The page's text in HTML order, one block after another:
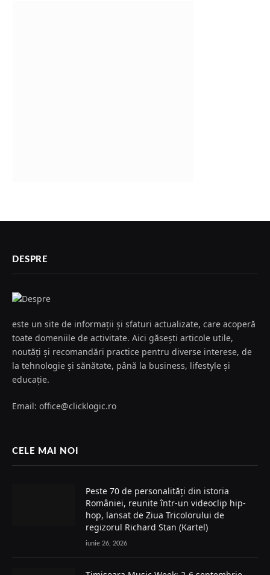
DESPRE
este un site de informații și sfaturi actualizate, care acoperă
toate domeniile de activitate. Aici găsești articole utile,
noutăți și recomandări practice pentru diverse interese, de
la tehnologie și sănătate, până la business, lifestyle și
educație.
Email: office@clicklogic.ro
CELE MAI NOI
Peste 70 de personalități din istoria
României, reunite într-un videoclip hip-
hop, lansat de Ziua Tricolorului de
regizorul Richard Stan (Kartel)
iunie 26, 2026